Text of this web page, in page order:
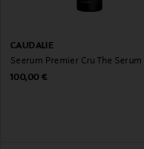
CAUDALIE
Seerum Premier Cru The Serum
Original Price
100,00 €